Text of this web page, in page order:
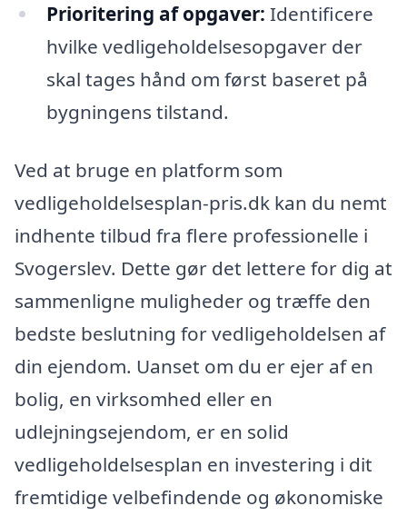
Prioritering af opgaver: Identificere
hvilke vedligeholdelsesopgaver der
skal tages hånd om først baseret på
bygningens tilstand.
Ved at bruge en platform som
vedligeholdelsesplan-pris.dk kan du nemt
indhente tilbud fra flere professionelle i
Svogerslev. Dette gør det lettere for dig at
sammenligne muligheder og træffe den
bedste beslutning for vedligeholdelsen af
din ejendom. Uanset om du er ejer af en
bolig, en virksomhed eller en
udlejningsejendom, er en solid
vedligeholdelsesplan en investering i dit
fremtidige velbefindende og økonomiske